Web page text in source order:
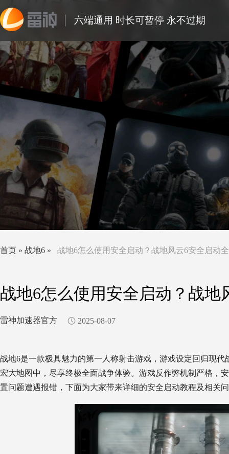
六端通用 时长可暂停 永不过期
首页 » 战地6 » 战地6怎么使用安全启动？战地风云6安全启动
战地6怎么使用安全启动？战地
雷神加速器官方 2025-08-07
战地6是一款极具魅力的第一人称射击游戏，游戏设定回归现
宏大地图中，尽享终极全面战争体验。游戏反作弊机制严格，
置问题遭遇报错，下面为大家带来详细的安全启动教程及相关